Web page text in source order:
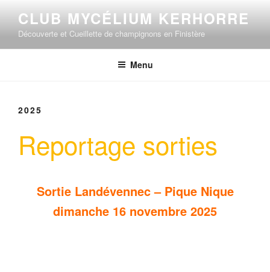
contenu
principal
CLUB MYCÉLIUM KERHORRE
Découverte et Cueillette de champignons en Finistère
Menu
2025
Reportage sorties
Sortie Landévennec – Pique Nique
dimanche 16 novembre 2025